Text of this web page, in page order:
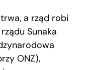
a rząd robi
Sunaka
ONZ),